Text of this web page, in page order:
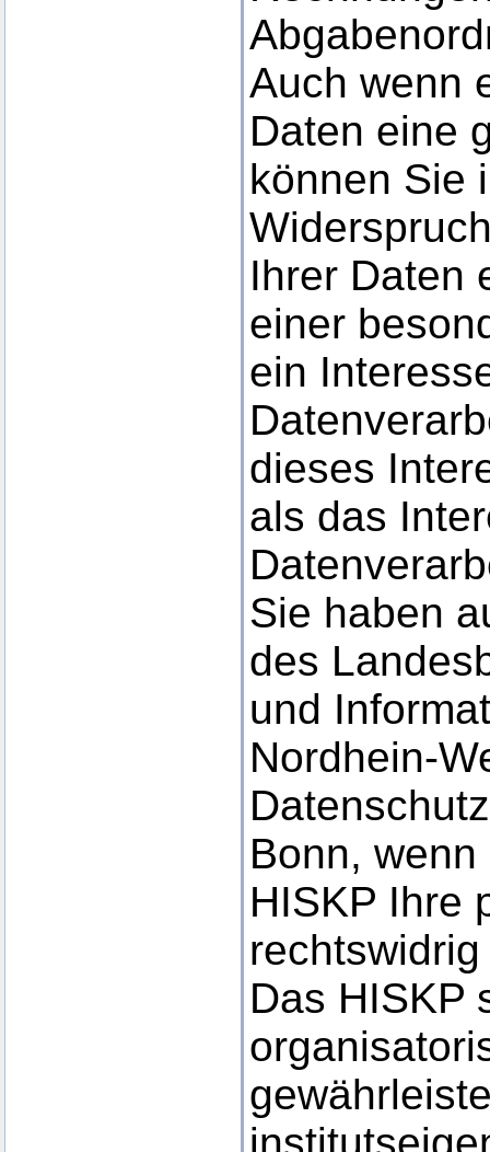
Auch wenn
Daten eine
können Sie
Ihrer Daten
einer
ein
dieses
als das
Sie haben
des
und
Nordhein-
Bonn,
HISKP Ihre
Das HISKP